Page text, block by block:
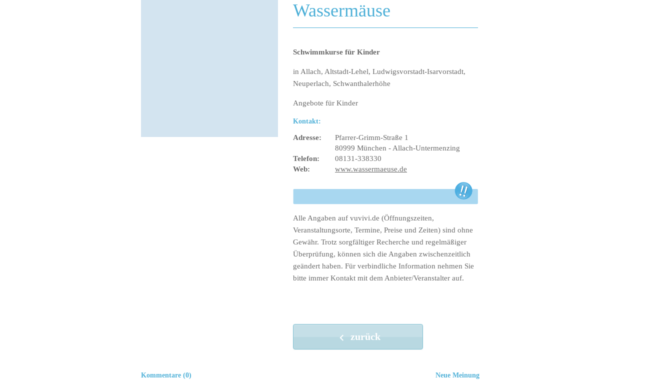
Wassermäuse
Schwimmkurse für Kinder
in Allach, Altstadt-Lehel, Ludwigsvorstadt-Isarvorstadt,
Neuperlach, Schwanthalerhöhe
Angebote für Kinder
Kontakt:
Adresse:
Pfarrer-Grimm-Straße 1
80999 München - Allach-Untermenzing
Telefon:
08131-338330
Web:
www.wassermaeuse.de
Alle Angaben auf vuvivi.de (Öffnungszeiten,
Veranstaltungsorte, Termine, Preise und Zeiten) sind ohne
Gewähr. Trotz sorgfältiger Recherche und regelmäßiger
Überprüfung, können sich die Angaben zwischenzeitlich
geändert haben. Für verbindliche Information nehmen Sie
bitte immer Kontakt mit dem Anbieter/Veranstalter auf.
zurück
Neue Meinung
Kommentare (0)